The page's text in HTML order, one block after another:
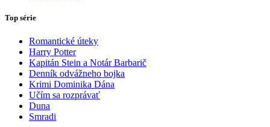
Top série
Romantické úteky
Harry Potter
Kapitán Stein a Notár Barbarič
Denník odvážneho bojka
Krimi Dominika Dána
Učím sa rozprávať
Duna
Smradi